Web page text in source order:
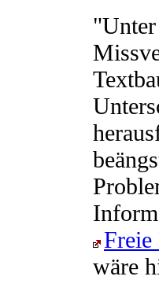
Freie
wäre